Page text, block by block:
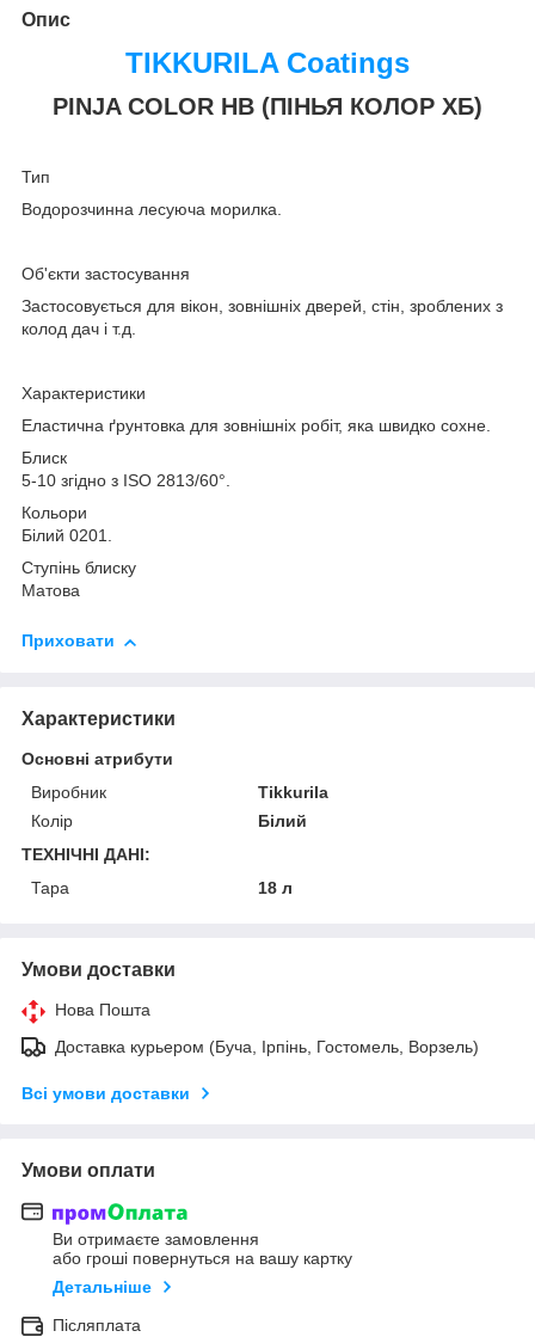
Опис
TIKKURILA Coatings
PINJA COLOR HB (ПІНЬЯ КОЛОР ХБ)
Тип
Водорозчинна лесуюча морилка.
Об'єкти застосування
Застосовується для вікон, зовнішніх дверей, стін, зроблених з
колод дач і т.д.
Характеристики
Еластична ґрунтовка для зовнішніх робіт, яка швидко сохне.
Блиск
5-10 згідно з ISO 2813/60°.
Кольори
Білий 0201.
Ступінь блиску
Матова
Приховати
Характеристики
Основні атрибути
Виробник
Tikkurila
Колір
Білий
ТЕХНІЧНІ ДАНІ:
Тара
18 л
Умови доставки
Нова Пошта
Доставка курьером (Буча, Ірпінь, Гостомель, Ворзель)
Всі умови доставки
Умови оплати
Ви отримаєте замовлення
або гроші повернуться на вашу картку
Детальніше
Післяплата